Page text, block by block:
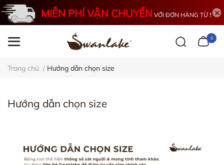
MIỄN PHÍ VẬN CHUYỂN VỚI ĐƠN HÀNG TỪ 500K
0
Trang chủ / Hướng dẫn chọn size
Hướng dẫn chọn size